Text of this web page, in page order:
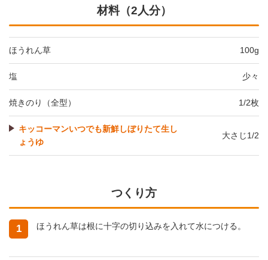
材料（2人分）
ほうれん草 100g
塩 少々
焼きのり（全型） 1/2枚
キッコーマンいつでも新鮮しぼりたて生し
ょうゆ
大さじ1/2
つくり方
1 ほうれん草は根に十字の切り込みを入れて水につける。